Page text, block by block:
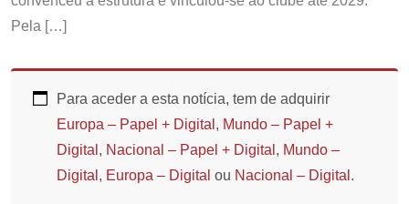
Pela […]
Para aceder a esta notícia, tem de adquirir
Europa – Papel + Digital , Mundo – Papel +
Digital , Nacional – Papel + Digital , Mundo –
Digital , Europa – Digital ou Nacional – Digital .